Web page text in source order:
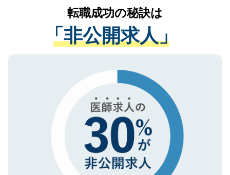
は、個人情報の取り扱いについての厳密な
管理基準を満たした事業者のみに付与され
る、プライバシーマークを取得済みです。
ご登録いただいた個人情報は、SSL（デー
で、機密保持に関してもご安心ください。
かがいして、現在の医療機関の状況や紹介
経験をまじえながら、適切なアドバイスを
させていただきます。すぐにご転職をされ
ない方には、長期的なサポートが可能です
ので、まずはご登録ください。
転職成功の秘訣は
「非公開求人」